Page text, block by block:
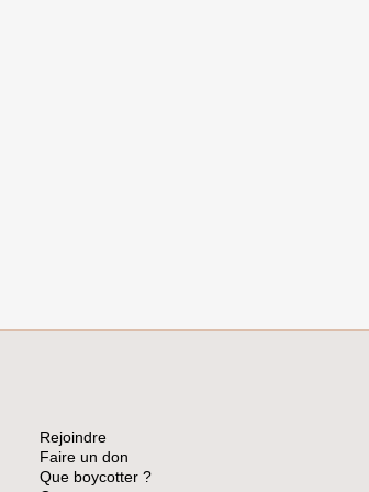
Rejoindre
Faire un don
Que boycotter ?